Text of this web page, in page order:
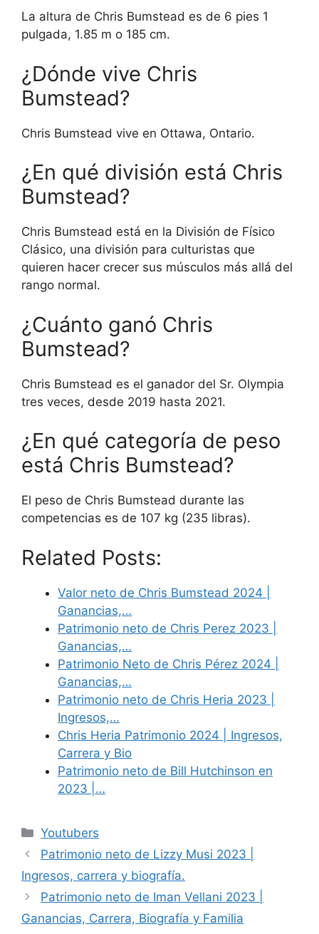
La altura de Chris Bumstead es de 6 pies 1
pulgada, 1.85 m o 185 cm.
¿Dónde vive Chris
Bumstead?
Chris Bumstead vive en Ottawa, Ontario.
¿En qué división está Chris
Bumstead?
Chris Bumstead está en la División de Físico
Clásico, una división para culturistas que
quieren hacer crecer sus músculos más allá del
rango normal.
¿Cuánto ganó Chris
Bumstead?
Chris Bumstead es el ganador del Sr. Olympia
tres veces, desde 2019 hasta 2021.
¿En qué categoría de peso
está Chris Bumstead?
El peso de Chris Bumstead durante las
competencias es de 107 kg (235 libras).
Related Posts:
Valor neto de Chris Bumstead 2024 |
Ganancias,…
Patrimonio neto de Chris Perez 2023 |
Ganancias,…
Patrimonio Neto de Chris Pérez 2024 |
Ganancias,…
Patrimonio neto de Chris Heria 2023 |
Ingresos,…
Chris Heria Patrimonio 2024 | Ingresos,
Carrera y Bio
Patrimonio neto de Bill Hutchinson en
2023 |…
Categories
Youtubers
Patrimonio neto de Lizzy Musi 2023 |
Ingresos, carrera y biografía.
Patrimonio neto de Iman Vellani 2023 |
Ganancias, Carrera, Biografía y Familia